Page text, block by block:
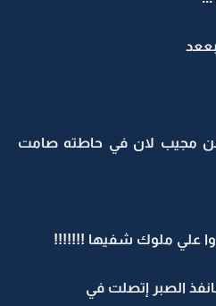
مجيب لان في حاطته صامت
علي ملوك شفيها !!!!!!!
الصبر إتصلت في